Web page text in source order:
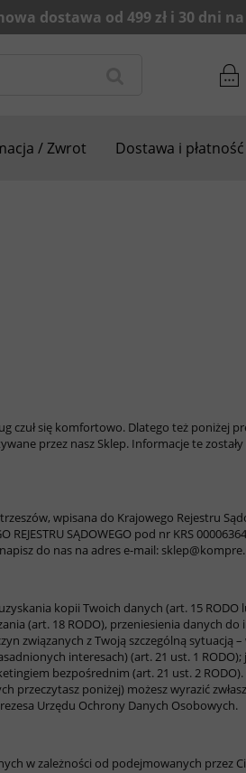
/ Zwrot Dostawa i płatność
czuł się komfortowo. Dlatego też poniżej
przez nasz Sklep. Informacje te
wpisana do Krajowego Rejestru
REJESTRU SĄDOWEGO pod nr KRS
do nas na adres e-mail:
kopii Twoich danych (art. 15 RODO
(art. 18 RODO), przeniesienia danych
związanych z Twoją szczególną sytuacją
interesach) (art. 21 ust. 1
bezpośrednim (art. 21 ust. 2
poniżej) możesz wyrazić
Urzędu Ochrony Danych Osobowych.
w zależności od podejmowanych przez